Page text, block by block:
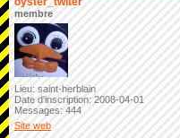
membre
Lieu: saint-herblain
Date d'inscription: 2008-04-01
Messages: 444
Site web